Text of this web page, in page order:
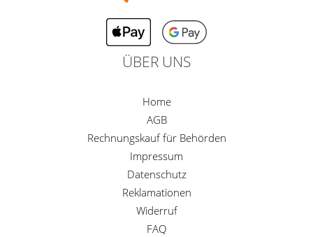
ÜBER UNS
Home
AGB
Rechnungskauf für Behörden
Impressum
Datenschutz
Reklamationen
Widerruf
FAQ